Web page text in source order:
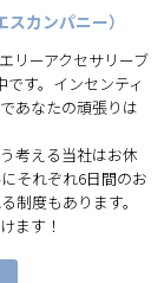
カンパニー）
リーアクセサリーブ
す。インセンティ
あなたの頑張りは
考える当社はお休
それぞれ6日間のお
制度もあります。
ます！